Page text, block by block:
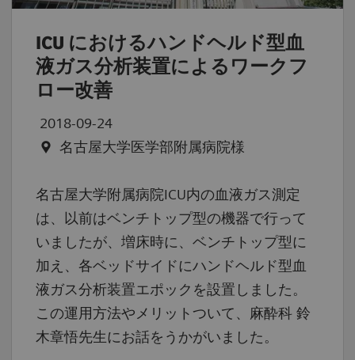
ICU におけるハンドヘルド型血
液ガス分析装置によるワークフ
ロー改善
2018-09-24
名古屋大学医学部附属病院様
名古屋大学附属病院ICU内の血液ガス測定
は、以前はベンチトップ型の機器で行って
いましたが、増床時に、ベンチトップ型に
加え、各ベッドサイドにハンドヘルド型血
液ガス分析装置エポックを設置しました。
この運用方法やメリットついて、麻酔科 鈴
木章悟先生にお話をうかがいました。